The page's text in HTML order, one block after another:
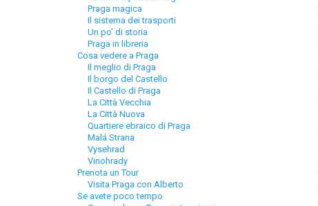
Praga magica
Il sistema dei trasporti
Un po’ di storia
Praga in libreria
Cosa vedere a Praga
Il meglio di Praga
Il borgo del Castello
Il Castello di Praga
La Città Vecchia
La Città Nuova
Quartiere ebraico di Praga
Malá Strana
Vysehrad
Vinohrady
Prenota un Tour
Visita Praga con Alberto
Se avete poco tempo